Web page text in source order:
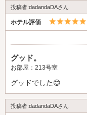
投稿者:dadandaDAさん
ホテル評価
グッド。
お部屋：213号室
グッドでした😊
投稿者:dadandaDAさん